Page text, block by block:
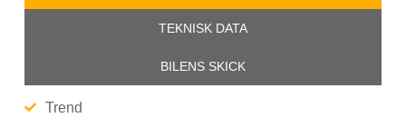
TEKNISK DATA
BILENS SKICK
Trend